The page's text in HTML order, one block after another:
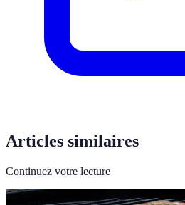
Articles similaires
Continuez votre lecture